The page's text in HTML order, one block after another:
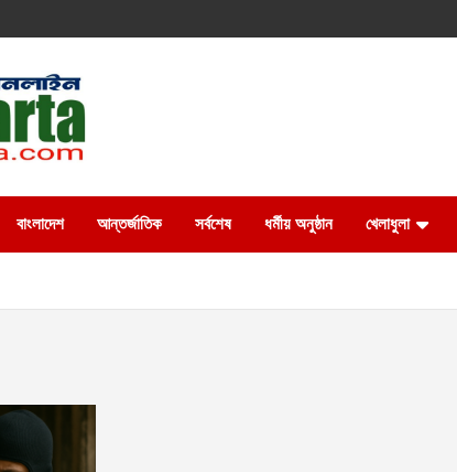
বাংলাদেশ আন্তর্জাতিক সর্বশেষ ধর্মীয় অনুষ্ঠান খেলাধুলা